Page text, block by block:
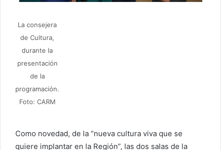
La consejera
de Cultura,
durante la
presentación
de la
programación.
Foto: CARM
Como novedad, de la “nueva cultura viva que se
quiere implantar en la Región”, las dos salas de la